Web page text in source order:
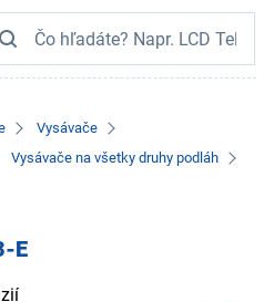
Vysávače
Vysávače na všetky druhy podláh
E